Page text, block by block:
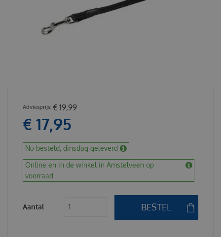
€ 19,99
€ 17,95
Nu besteld, dinsdag geleverd
Online en in de winkel in Amstelveen op
voorraad
Aantal